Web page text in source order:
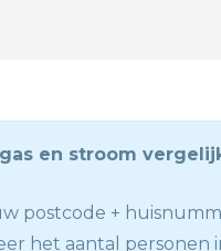
en stroom
postcode +
het aantal personen